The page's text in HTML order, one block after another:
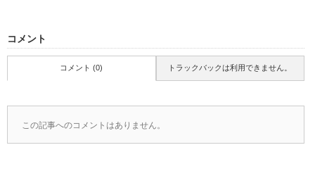
コメント
コメント (0) トラックバックは利用できません。
この記事へのコメントはありません。